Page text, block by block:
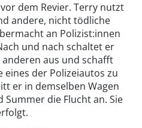
dem Revier. Terry nutzt
andere, nicht tödliche
an Polizist:innen
und nach schaltet er
aus und schafft
eines der Polizeiautos zu
er in demselben Wagen
die Flucht an. Sie